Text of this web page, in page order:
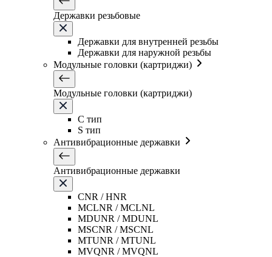
Державки резьбовые
Державки для внутренней резьбы
Державки для наружной резьбы
Модульные головки (картриджи)
Модульные головки (картриджи)
C тип
S тип
Антивибрационные державки
Антивибрационные державки
CNR / HNR
MCLNR / MCLNL
MDUNR / MDUNL
MSCNR / MSCNL
MTUNR / MTUNL
MVQNR / MVQNL